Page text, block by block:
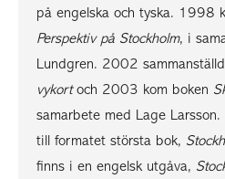
på engelska och tyska. 1998
Perspektiv på Stockholm, i
Lundgren. 2002
vykortoch 2003 kom boken
samarbete med Lage
till formatet största bok,
finns i en engelsk utgåva,